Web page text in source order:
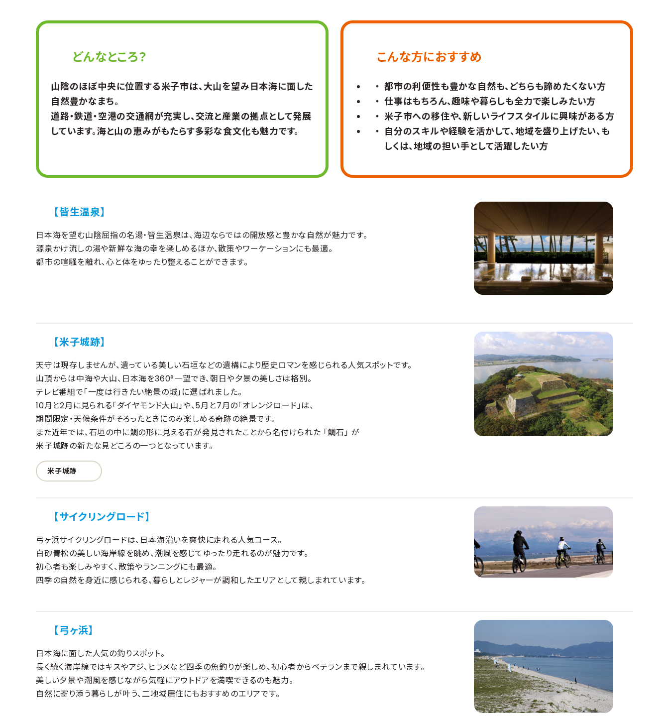
どんなところ？
山陰のほぼ中央に位置する米子市は、大山を望み日本海に面した
自然豊かなまち。
道路・鉄道・空港の交通網が充実し、交流と産業の拠点として発展
しています。海と山の恵みがもたらす多彩な食文化も魅力です。
こんな方におすすめ
都市の利便性も豊かな自然も、どちらも諦めたくない方
仕事はもちろん、趣味や暮らしも全力で楽しみたい方
米子市への移住や、新しいライフスタイルに興味がある方
自分のスキルや経験を活かして、地域を盛り上げたい、も
しくは、地域の担い手として活躍したい方
【皆生温泉】
日本海を望む山陰屈指の名湯・皆生温泉は、海辺ならではの開放感と豊かな自然が魅力です。
源泉かけ流しの湯や新鮮な海の幸を楽しめるほか、散策やワーケーションにも最適。
都市の喧騒を離れ、心と体をゆったり整えることができます。
【米子城跡】
天守は現存しませんが、遺っている美しい石垣などの遺構により歴史ロマンを感じられる人気スポットです。
山頂からは中海や大山、日本海を360°一望でき、朝日や夕景の美しさは格別。
テレビ番組で「一度は行きたい絶景の城」に選ばれました。
10月と2月に見られる「ダイヤモンド大山」や、5月と7月の「オレンジロード」は、
期間限定・天候条件がそろったときにのみ楽しめる奇跡の絶景です。
また近年では、石垣の中に鯛の形に見える石が発見されたことから名付けられた 「鯛石」 が
米子城跡の新たな見どころの一つとなっています。
米子城跡
【サイクリングロード】
弓ヶ浜サイクリングロードは、日本海沿いを爽快に走れる人気コース。
白砂青松の美しい海岸線を眺め、潮風を感じてゆったり走れるのが魅力です。
初心者も楽しみやすく、散策やランニングにも最適。
四季の自然を身近に感じられる、暮らしとレジャーが調和したエリアとして親しまれています。
【弓ヶ浜】
日本海に面した人気の釣りスポット。
長く続く海岸線ではキスやアジ、ヒラメなど四季の魚釣りが楽しめ、初心者からベテランまで親しまれています。
美しい夕景や潮風を感じながら気軽にアウトドアを満喫できるのも魅力。
自然に寄り添う暮らしが叶う、二地域居住にもおすすめのエリアです。